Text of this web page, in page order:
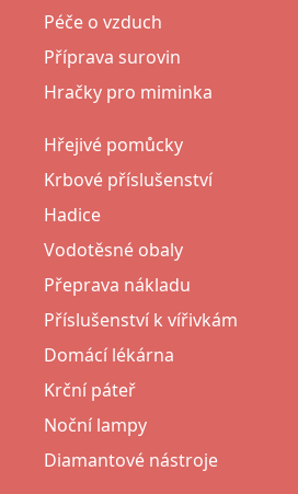
Péče o vzduch
Příprava surovin
Hračky pro miminka
Hřejivé pomůcky
Krbové příslušenství
Hadice
Vodotěsné obaly
Přeprava nákladu
Příslušenství k vířivkám
Domácí lékárna
Krční páteř
Noční lampy
Diamantové nástroje